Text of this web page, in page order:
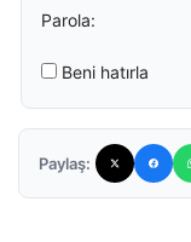
Parola:
Beni hatırla
Paylaş: